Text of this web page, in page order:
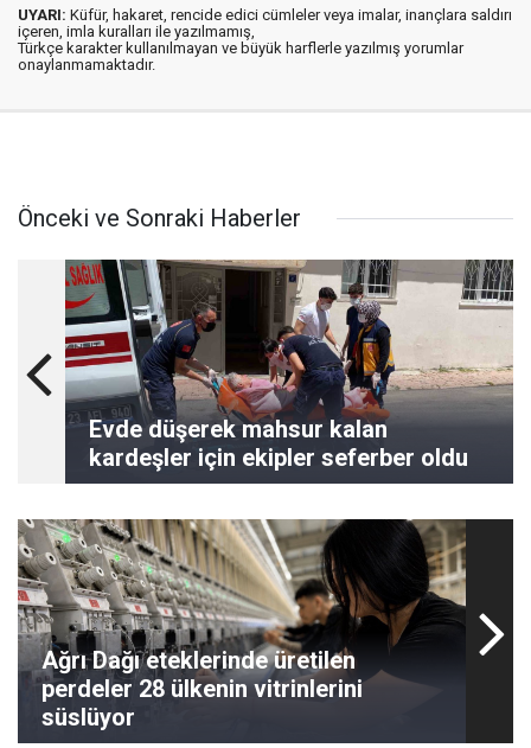
UYARI: Küfür, hakaret, rencide edici cümleler veya imalar, inançlara saldırı
içeren, imla kuralları ile yazılmamış,
Türkçe karakter kullanılmayan ve büyük harflerle yazılmış yorumlar
onaylanmamaktadır.
Önceki ve Sonraki Haberler
Evde düşerek mahsur kalan
kardeşler için ekipler seferber oldu
Ağrı Dağı eteklerinde üretilen
perdeler 28 ülkenin vitrinlerini
süslüyor